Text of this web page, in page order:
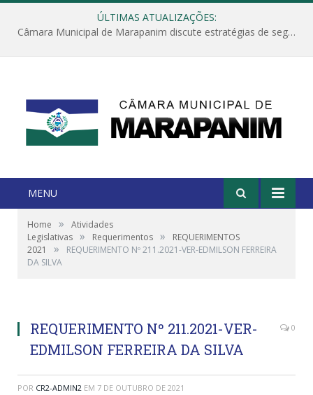
ÚLTIMAS ATUALIZAÇÕES:
Câmara Municipal de Marapanim discute estratégias de segurança com autoridades e poder executivo
MENU
Home »
Atividades
Legislativas » Requerimentos »
REQUERIMENTOS
2021
»
REQUERIMENTO Nº 211.2021-VER-EDMILSON FERREIRA
DA SILVA
REQUERIMENTO Nº 211.2021-VER-
EDMILSON FERREIRA DA SILVA
0
POR CR2-ADMIN2 EM 7 DE OUTUBRO DE 2021